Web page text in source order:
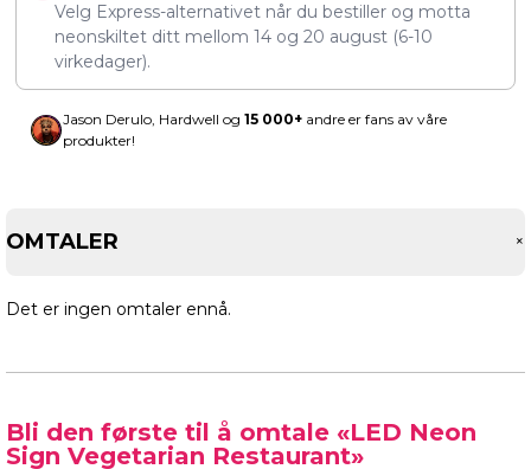
Velg Express-alternativet når du bestiller og motta
neonskiltet ditt mellom 14 og 20 august (6-10
virkedager).
Jason Derulo, Hardwell og 15 000+ andre er fans av våre
produkter!
OMTALER +
Det er ingen omtaler ennå.
Bli den første til å omtale «LED Neon
Sign Vegetarian Restaurant»